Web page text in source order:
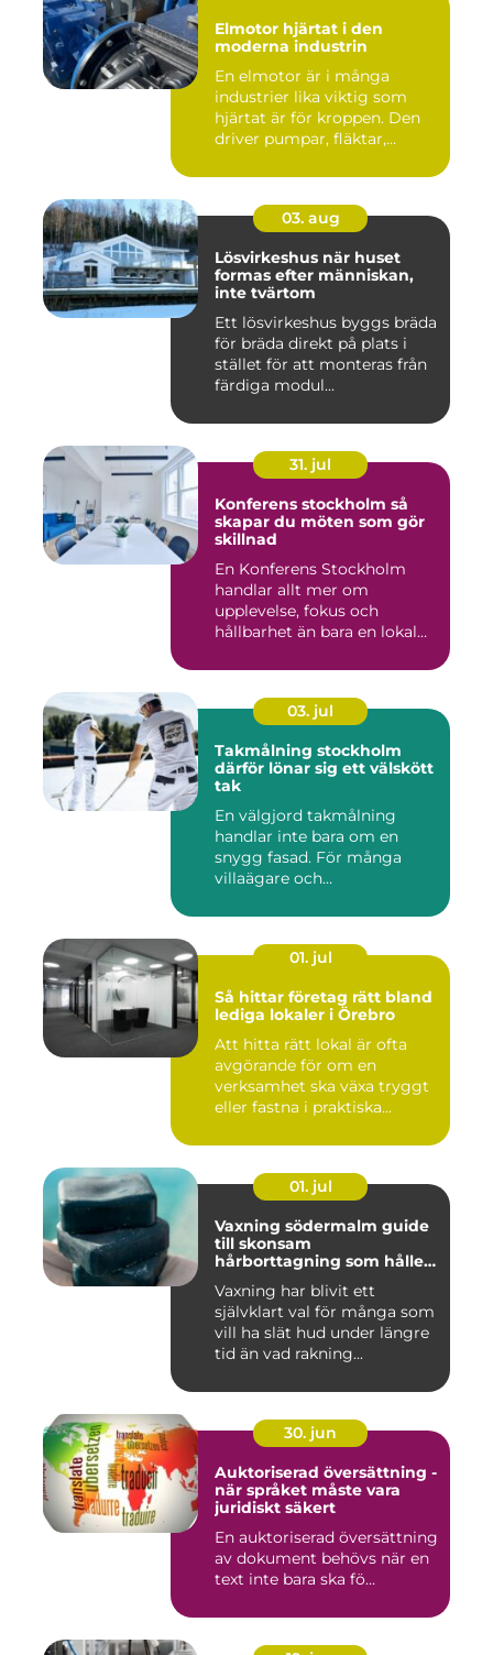
Elmotor hjärtat i den
moderna industrin
En elmotor är i många
industrier lika viktig som
hjärtat är för kroppen. Den
driver pumpar, fläktar,...
03. aug
Lösvirkeshus när huset
formas efter människan,
inte tvärtom
Ett lösvirkeshus byggs bräda
för bräda direkt på plats i
stället för att monteras från
färdiga modul...
31. jul
Konferens stockholm så
skapar du möten som gör
skillnad
En Konferens Stockholm
handlar allt mer om
upplevelse, fokus och
hållbarhet än bara en lokal
03. jul
Takmålning stockholm
därför lönar sig ett välskött
tak
En välgjord takmålning
handlar inte bara om en
snygg fasad. För många
villaägare och
01. jul
Så hittar företag rätt bland
lediga lokaler i Örebro
Att hitta rätt lokal är ofta
avgörande för om en
verksamhet ska växa tryggt
eller fastna i praktiska...
01. jul
Vaxning södermalm guide
till skonsam
hårborttagning som håller
Vaxning har blivit ett
självklart val för många som
vill ha slät hud under längre
tid än vad rakning...
30. jun
Auktoriserad översättning -
när språket måste vara
juridiskt säkert
En auktoriserad översättning
av dokument behövs när en
text inte bara ska fö...